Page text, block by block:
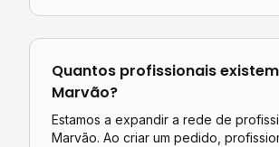
Quantos profissionais
Marvão?
Estamos a expandir a rede de
Marvão. Ao criar um pedido,